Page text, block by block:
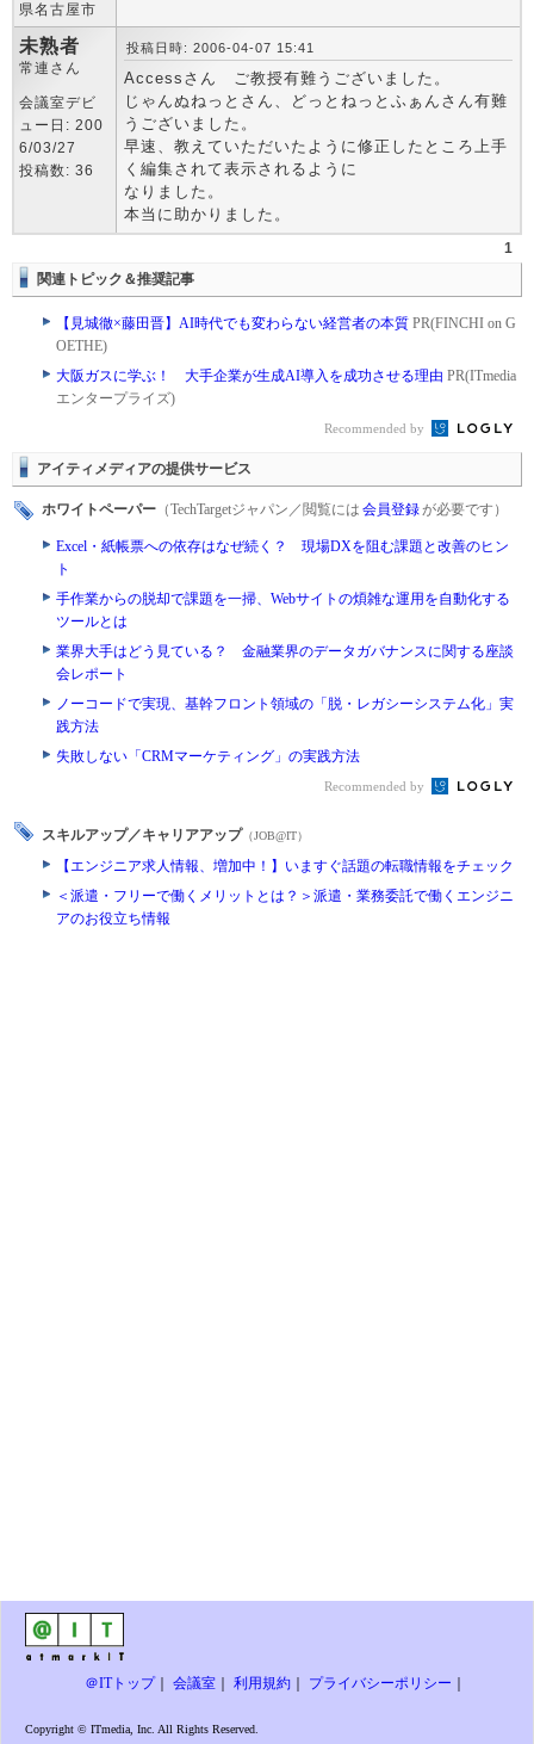
県名古屋市
未熟者
常連さん
会議室デビ
ュー日: 200
6/03/27
投稿数: 36
投稿日時: 2006-04-07 15:41
Accessさん ご教授有難うございました。
じゃんぬねっとさん、どっとねっとふぁんさん有難
うございました。
早速、教えていただいたように修正したところ上手
く編集されて表示されるように
なりました。
本当に助かりました。
1
関連トピック＆推奨記事
【見城徹×藤田晋】AI時代でも変わらない経営者の本質 PR(FINCHI on G
OETHE)
大阪ガスに学ぶ！ 大手企業が生成AI導入を成功させる理由 PR(ITmedia
エンタープライズ)
Recommended by
アイティメディアの提供サービス
ホワイトペーパー （TechTargetジャパン／閲覧には 会員登録が必要です）
Excel・紙帳票への依存はなぜ続く？ 現場DXを阻む課題と改善のヒン
ト
手作業からの脱却で課題を一掃、Webサイトの煩雑な運用を自動化する
ツールとは
業界大手はどう見ている？ 金融業界のデータガバナンスに関する座談
会レポート
ノーコードで実現、基幹フロント領域の「脱・レガシーシステム化」実
践方法
失敗しない「CRMマーケティング」の実践方法
Recommended by
スキルアップ／キャリアアップ （JOB@IT）
【エンジニア求人情報、増加中！】いますぐ話題の転職情報をチェック
＜派遣・フリーで働くメリットとは？＞派遣・業務委託で働くエンジニ
アのお役立ち情報
＠ITトップ｜ 会議室 利用規約 プライバシーポリシー
Copyright © ITmedia, Inc. All Rights Reserved.